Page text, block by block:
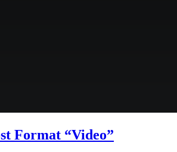
Format “Video”